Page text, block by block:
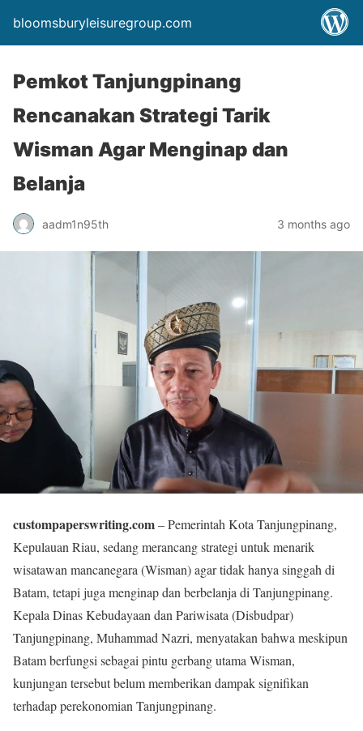
bloomsburyleisuregroup.com
Pemkot Tanjungpinang
Rencanakan Strategi Tarik
Wisman Agar Menginap dan
Belanja
aadm1n95th 3 months ago
custompaperswriting.com– Pemerintah Kota Tanjungpinang,
Kepulauan Riau, sedang merancang strategi untuk menarik
wisatawan mancanegara (Wisman) agar tidak hanya singgah di
Batam, tetapi juga menginap dan berbelanja di Tanjungpinang.
Kepala Dinas Kebudayaan dan Pariwisata (Disbudpar)
Tanjungpinang, Muhammad Nazri, menyatakan bahwa meskipun
Batam berfungsi sebagai pintu gerbang utama Wisman,
kunjungan tersebut belum memberikan dampak signifikan
terhadap perekonomian Tanjungpinang.